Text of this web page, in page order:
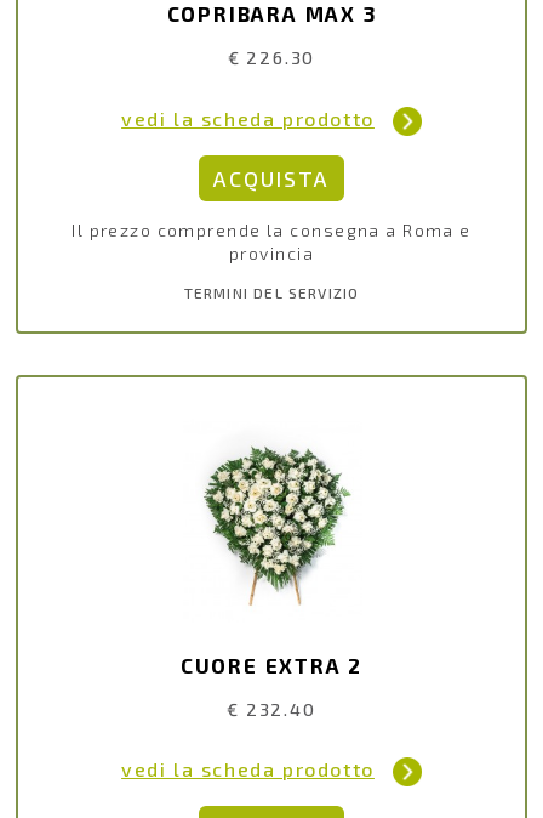
COPRIBARA MAX 3
€ 226.30
vedi la scheda prodotto
Il prezzo comprende la consegna a Roma e
provincia
TERMINI DEL SERVIZIO
CUORE EXTRA 2
€ 232.40
vedi la scheda prodotto